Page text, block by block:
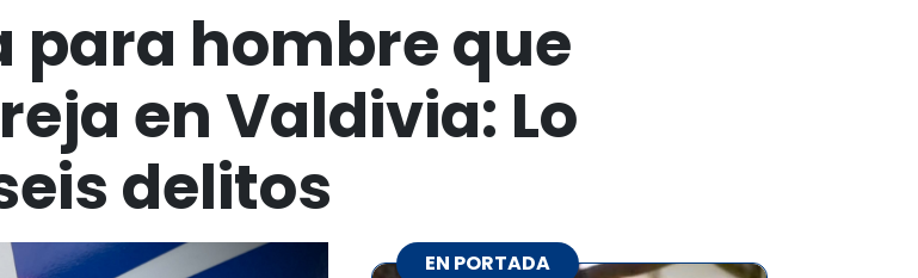
para hombre que
en Valdivia: Lo
delitos
EN PORTADA